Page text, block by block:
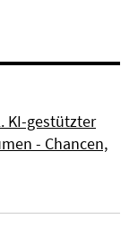
KI-gestützter
- Chancen,